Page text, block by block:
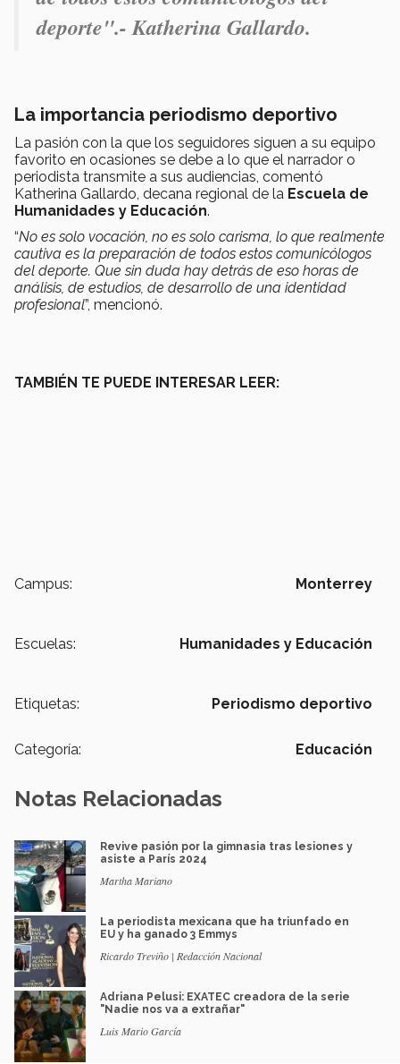
deporte".- Katherina Gallardo.
La importancia periodismo deportivo
La pasión con la que los seguidores siguen a su equipo
favorito en ocasiones se debe a lo que el narrador o
periodista transmite a sus audiencias, comentó
Katherina Gallardo, decana regional de la Escuela de
Humanidades y Educación.
“No es solo vocación, no es solo carisma, lo que realmente
cautiva es la preparación de todos estos comunicólogos
del deporte. Que sin duda hay detrás de eso horas de
análisis, de estudios, de desarrollo de una identidad
profesional”, mencionó.
TAMBIÉN TE PUEDE INTERESAR LEER:
Campus: Monterrey
Escuelas: Humanidades y Educación
Etiquetas: Periodismo deportivo
Categoría: Educación
Notas Relacionadas
Revive pasión por la gimnasia tras lesiones y
asiste a París 2024
Martha Mariano
La periodista mexicana que ha triunfado en
EU y ha ganado 3 Emmys
Ricardo Treviño | Redacción Nacional
Adriana Pelusi: EXATEC creadora de la serie
"Nadie nos va a extrañar"
Luis Mario García